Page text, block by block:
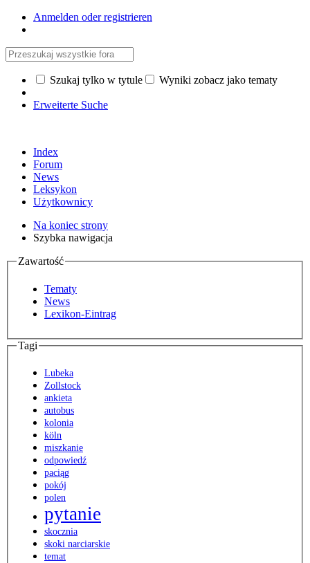
Anmelden oder registrieren
Szukaj tylko w tytule Wyniki zobacz jako tematy
Erweiterte Suche
Index
Forum
News
Leksykon
Użytkownicy
Na koniec strony
Szybka nawigacja
Zawartość
Tematy
News
Lexikon-Eintrag
Tagi
Lubeka
Zollstock
ankieta
autobus
kolonia
köln
miszkanie
odpowiedź
paciąg
pokój
polen
pytanie
skocznia
skoki narciarskie
temat